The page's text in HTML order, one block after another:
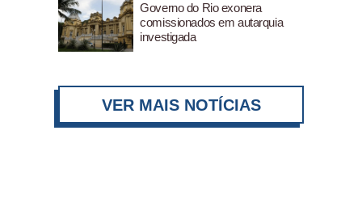
Governo do Rio exonera
comissionados em autarquia
investigada
VER MAIS NOTÍCIAS